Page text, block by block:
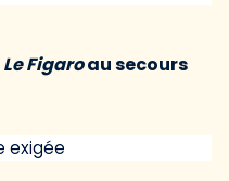
Le Figaroau secours